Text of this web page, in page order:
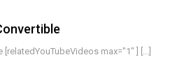
max="1" ] [...]